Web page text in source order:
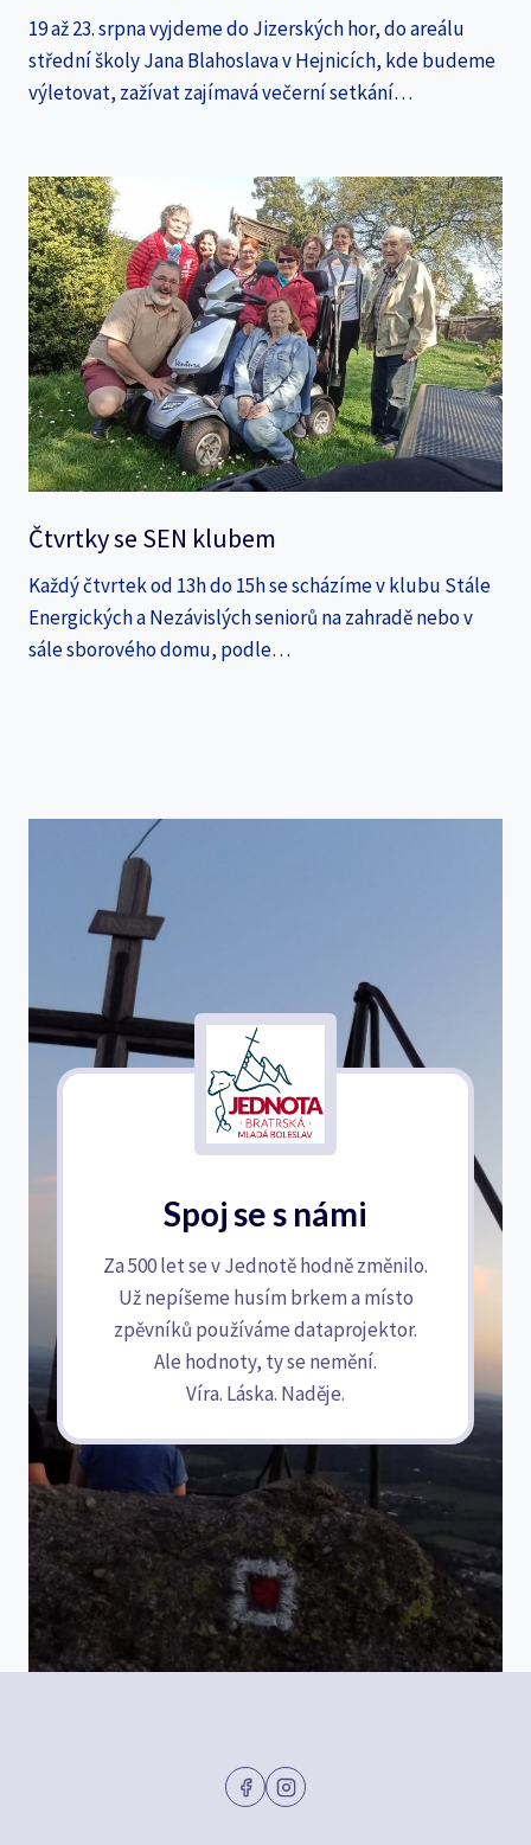
19 až 23. srpna vyjdeme do Jizerských hor, do areálu
střední školy Jana Blahoslava v Hejnicích, kde budeme
výletovat, zažívat zajímavá večerní setkání…
Čtvrtky se SEN klubem
Každý čtvrtek od 13h do 15h se scházíme v klubu Stále
Energických a Nezávislých seniorů na zahradě nebo v
sále sborového domu, podle…
Spoj se s námi
Za 500 let se v Jednotě hodně změnilo.
Už nepíšeme husím brkem a místo
zpěvníků používáme dataprojektor.
Ale hodnoty, ty se nemění.
Víra. Láska. Naděje.